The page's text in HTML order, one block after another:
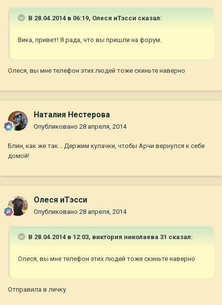
В 28.04.2014 в 06:19, Олеся иТэсси сказал:
Вика, привет! Я рада, что вы пришли на форум.
Олеся, вы мне телефон этих людей тоже скиньте наверно
Наталия Нестерова
Опубликовано 28 апреля, 2014
Блин, как же так... Держим кулачки, чтобы Арчи вернулся к себе
домой!
Олеся иТэсси
Опубликовано 28 апреля, 2014
В 28.04.2014 в 12:03, виктория николаева 31 сказал:
Олеся, вы мне телефон этих людей тоже скиньте наверно
Отправила в личку